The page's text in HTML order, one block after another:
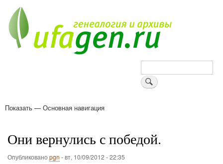
основному
содержанию
Поиск
Основная
Показать — Основная навигация
Они вернулись с победой.
Опубликовано pgn -вт, 10/09/2012 - 22:35